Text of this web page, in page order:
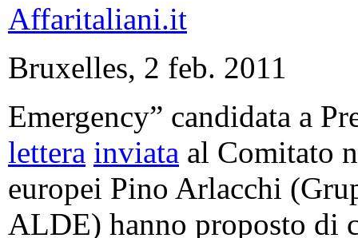
Affaritaliani.it
Bruxelles, 2 feb. 2011
Emergency” candidata a
lettera inviata al Comitato
europei Pino Arlacchi
ALDE) hanno proposto di